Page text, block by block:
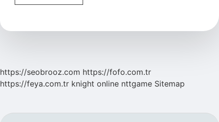
Gitmek
https://seobrooz.com https://fofo.com.tr
https://feya.com.tr knight online nttgame Sitemap